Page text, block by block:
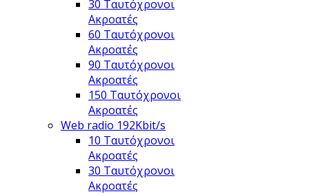
30 Ταυτόχρονοι
Ακροατές
60 Ταυτόχρονοι
Ακροατές
90 Ταυτόχρονοι
Ακροατές
150 Ταυτόχρονοι
Ακροατές
Web radio 192Kbit/s
10 Ταυτόχρονοι
Ακροατές
30 Ταυτόχρονοι
Ακροατές